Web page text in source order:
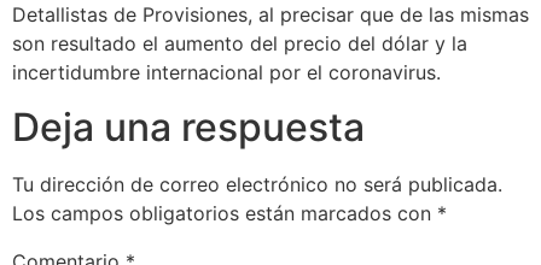
Detallistas de Provisiones, al precisar que de las mismas
son resultado el aumento del precio del dólar y la
incertidumbre internacional por el coronavirus.
Deja una respuesta
Tu dirección de correo electrónico no será publicada.
Los campos obligatorios están marcados con *